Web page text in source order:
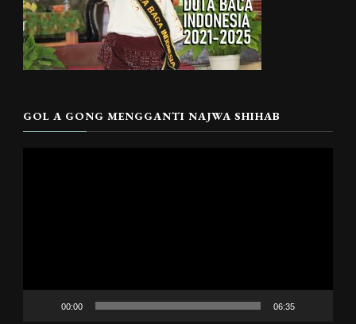
GOL A GONG MENGGANTI NAJWA SHIHAB
00:00 06:35